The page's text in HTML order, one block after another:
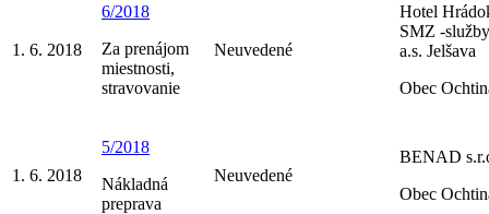
1. 6. 2018
6/2018
Za prenájom
miestnosti,
stravovanie
Neuvedené
Hotel
SMZ -
a.s. Jelšava
Obec
1. 6. 2018
5/2018
Nákladná
preprava
Neuvedené
BENAD
Obec